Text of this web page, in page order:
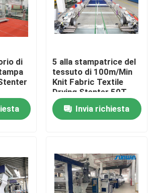
stenter del tessuto
dell'aria calda
del tessuto
regolazione di calore del tessuto
di
5 alla stampatrice del
tessuto di 100m/Min
Knit Fabric Textile
Drying Stenter 50T
Invia richiesta